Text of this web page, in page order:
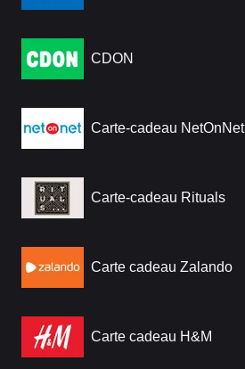
CDON
Carte-cadeau NetOnNet
Carte-cadeau Rituals
Carte cadeau Zalando
Carte cadeau H&M